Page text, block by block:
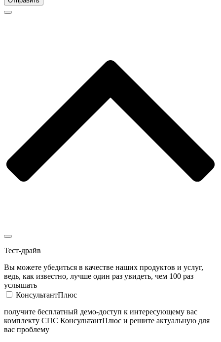
Тест-драйв
Вы можете убедиться в качестве наших продуктов и услуг,
ведь, как известно, лучше один раз увидеть, чем 100 раз
услышать
КонсультантПлюс
получите бесплатный демо-доступ к интересующему вас
комплекту СПС КонсультантПлюс и решите актуальную для
вас проблему